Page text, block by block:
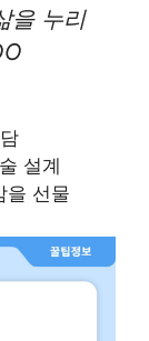
을 누리
설계
을 선물